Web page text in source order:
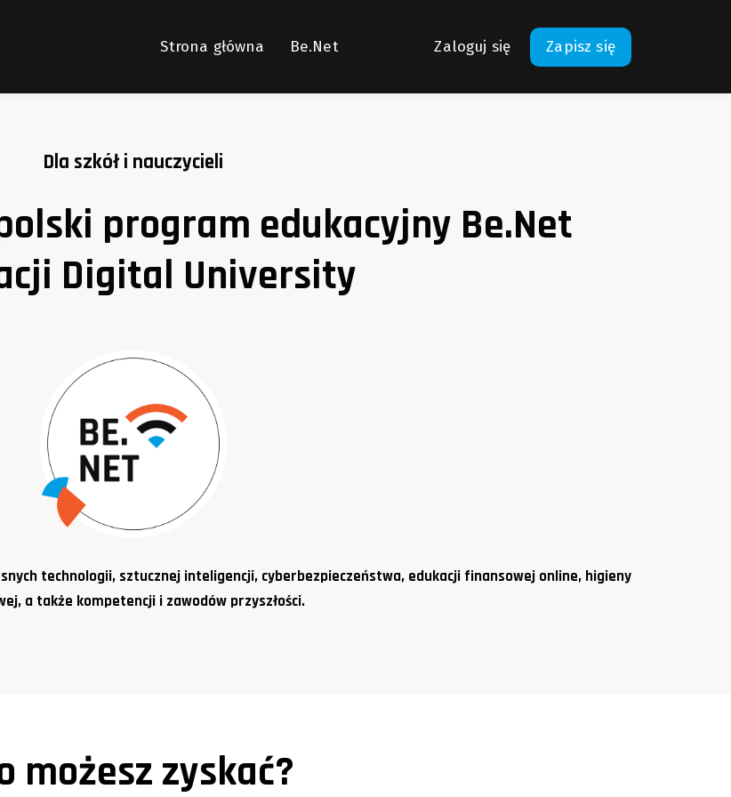
Strona główna Be.Net Zaloguj się Zapisz się
Dla szkół i nauczycieli
program edukacyjny Be.Net
Digital University
technologii, sztucznej inteligencji, cyberbezpieczeństwa, edukacji finansowej online, higieny
a także kompetencji i zawodów przyszłości.
możesz zyskać?